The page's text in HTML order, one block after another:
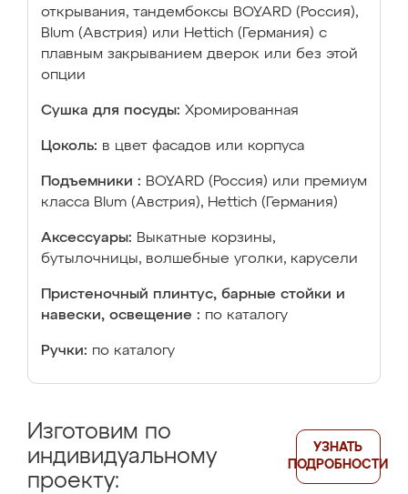
открывания, тандембоксы BOYARD (Россия),
Blum (Австрия) или Hettich (Германия) с
плавным закрыванием дверок или без этой
опции
Сушка для посуды: Хромированная
Цоколь: в цвет фасадов или корпуса
Подъемники : BOYARD (Россия) или премиум
класса Blum (Австрия), Hettich (Германия)
Аксессуары: Выкатные корзины,
бутылочницы, волшебные уголки, карусели
Пристеночный плинтус, барные стойки и
навески, освещение : по каталогу
Ручки: по каталогу
Изготовим по
индивидуальному
проекту:
УЗНАТЬ
ПОДРОБНОСТИ